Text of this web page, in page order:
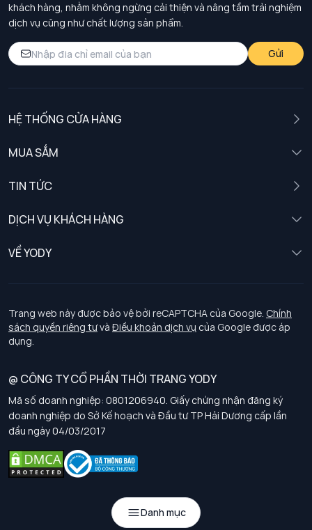
Danh mục
khách hàng, nhằm không ngừng cải thiện và nâng tầm trải nghiệm
dịch vụ cũng như chất lượng sản phẩm.
Gửi
HỆ THỐNG CỬA HÀNG
MUA SẮM
TIN TỨC
DỊCH VỤ KHÁCH HÀNG
Chính sách khách hàng thân thiết
Chính sách bảo vệ dữ liệu cá nhân
Chính sách thanh toán, giao nhận
Chính sách chất lượng và an toàn sức khoẻ nghề nghiệp
Chính sách đơn đồng phục
Hướng dẫn chọn kích thước
VỀ YODY
Tuyển dụng
Trang web này được bảo vệ bởi reCAPTCHA của Google. Chính
sách quyền riêng tưvà Điều khoản dịch vụ của Google được áp
dụng.
@ CÔNG TY CỔ PHẦN THỜI TRANG YODY
Mã số doanh nghiệp: 0801206940. Giấy chứng nhận đăng ký
doanh nghiệp do Sở Kế hoạch và Đầu tư TP Hải Dương cấp lần
đầu ngày 04/03/2017